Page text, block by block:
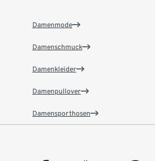
Damenmode
Damenschmuck
Damenkleider
Damenpullover
Damensporthosen